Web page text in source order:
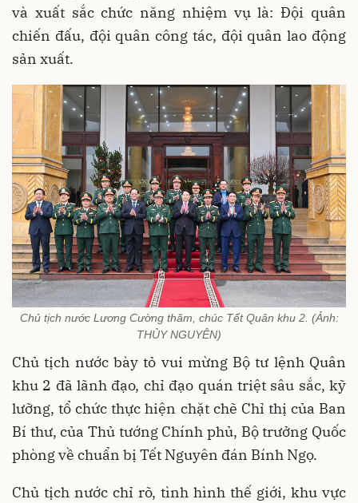
và xuất sắc chức năng nhiệm vụ là: Đội quân
chiến đấu, đội quân công tác, đội quân lao động
sản xuất.
Chủ tịch nước Lương Cường thăm, chúc Tết Quân khu 2. (Ảnh:
THỦY NGUYÊN)
Chủ tịch nước bày tỏ vui mừng Bộ tư lệnh Quân
khu 2 đã lãnh đạo, chỉ đạo quán triệt sâu sắc, kỹ
lưỡng, tổ chức thực hiện chặt chẽ Chỉ thị của Ban
Bí thư, của Thủ tướng Chính phủ, Bộ trưởng Quốc
phòng về chuẩn bị Tết Nguyên đán Bính Ngọ.
Chủ tịch nước chỉ rõ, tình hình thế giới, khu vực